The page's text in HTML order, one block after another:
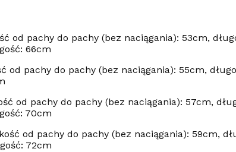
od pachy do pachy (bez naciągania): 53cm,
66cm
od pachy do pachy (bez naciągania): 55cm,
od pachy do pachy (bez naciągania): 57cm,
70cm
od pachy do pachy (bez naciągania): 59cm,
72cm